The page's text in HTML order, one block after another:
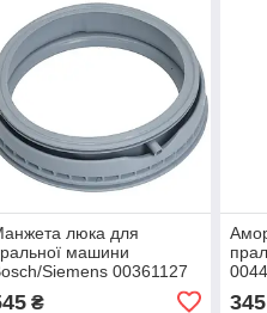
люка для
машини
Siemens 00361127
₴ 345